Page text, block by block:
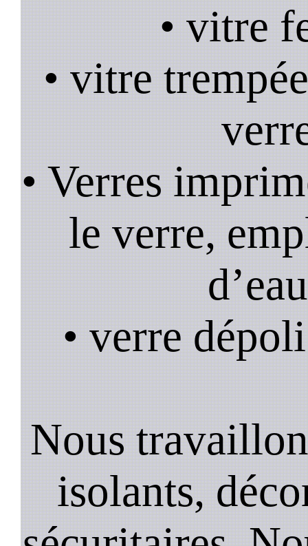
• vitre
• vitre
• Verres
le verre,
• verre
Nous
isolants,